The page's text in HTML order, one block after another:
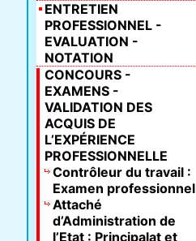
ENTRETIEN
PROFESSIONNEL -
EVALUATION -
NOTATION
CONCOURS -
EXAMENS -
VALIDATION DES
ACQUIS DE
L’EXPÉRIENCE
PROFESSIONNELLE
Contrôleur du travail :
Examen professionnel
Attaché
d’Administration de
l’Etat : Principalat et